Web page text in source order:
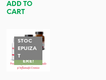
ADD TO
CART
STOC
EPUIZA
TREDUC
ERE!